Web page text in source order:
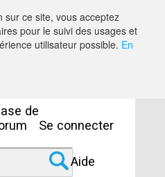
de
Se connecter
Aide
sur ce site, vous acceptez
pour le suivi des usages et
utilisateur possible. En